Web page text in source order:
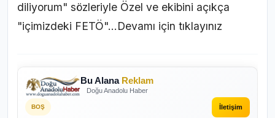
diliyorum" sözleriyle Özel ve ekibini açıkça
"içimizdeki FETÖ"...Devamı için tıklayınız
Bu Alana Reklam
Doğu Anadolu Haber
BOŞ İletişim